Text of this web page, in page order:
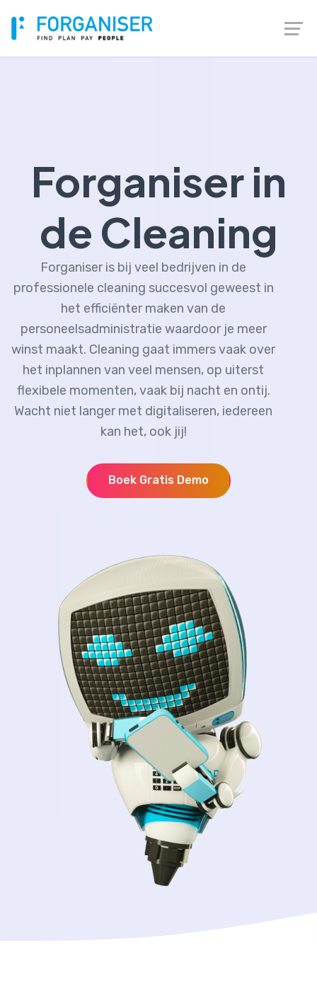
Forganiser in
de Cleaning
Forganiser is bij veel bedrijven in de
professionele cleaning succesvol geweest in
het efficiënter maken van de
personeelsadministratie waardoor je meer
winst maakt. Cleaning gaat immers vaak over
het inplannen van veel mensen, op uiterst
flexibele momenten, vaak bij nacht en ontij.
Wacht niet langer met digitaliseren, iedereen
kan het, ook jij!
Boek Gratis Demo